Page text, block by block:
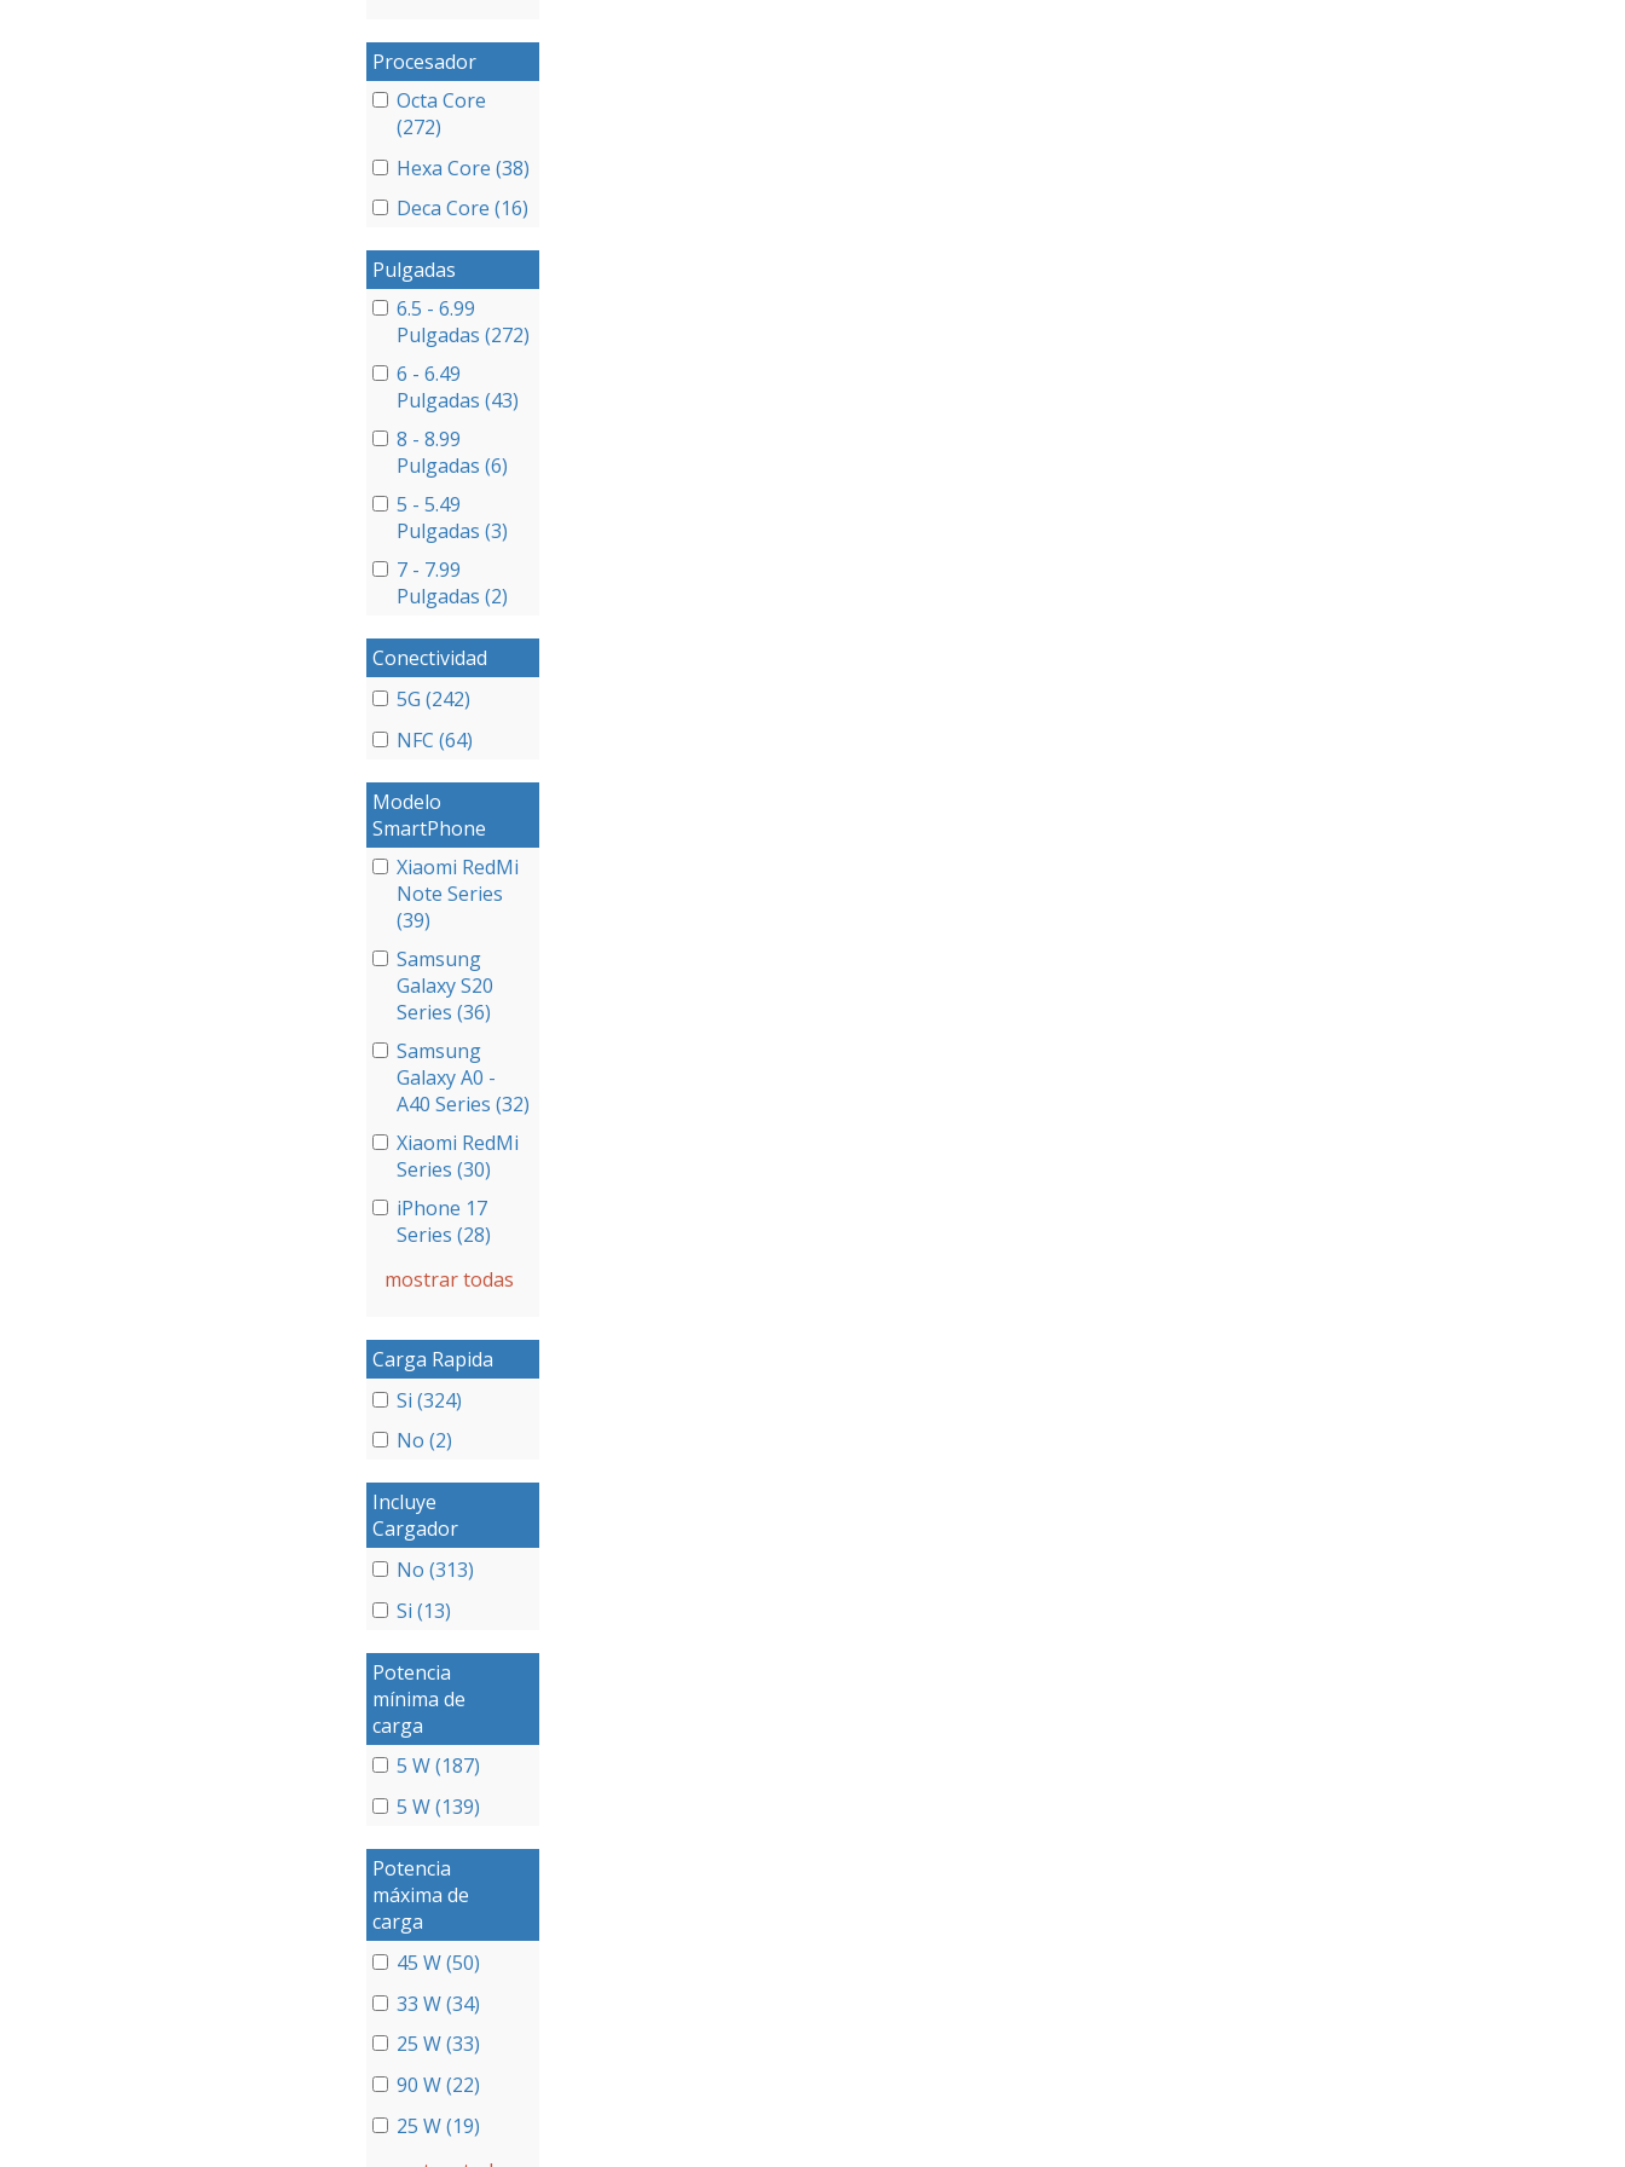
Procesador
Octa Core
(272)
Hexa Core (38)
Deca Core (16)
Pulgadas
6.5 - 6.99
Pulgadas (272)
6 - 6.49
Pulgadas (43)
8 - 8.99
Pulgadas (6)
5 - 5.49
Pulgadas (3)
7 - 7.99
Pulgadas (2)
Conectividad
5G (242)
NFC (64)
Modelo
SmartPhone
Xiaomi RedMi
Note Series
(39)
Samsung
Galaxy S20
Series (36)
Samsung
Galaxy A0 -
A40 Series (32)
Xiaomi RedMi
Series (30)
iPhone 17
Series (28)
mostrar todas
Carga Rapida
Si (324)
No (2)
Incluye
Cargador
No (313)
Si (13)
Potencia
mínima de
carga
5 W (187)
5 W (139)
Potencia
máxima de
carga
45 W (50)
33 W (34)
25 W (33)
90 W (22)
25 W (19)